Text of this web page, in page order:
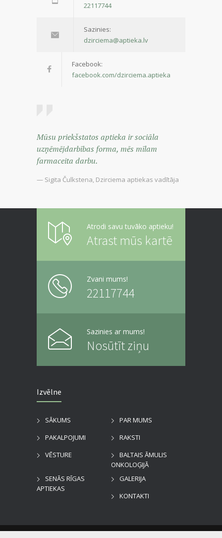
22117744
Sazinies:
dzirciema@aptieka.lv
Facebook:
facebook.com/dzirciema.aptieka
Mūsu priekšstatos aptieka ir sociāla
uzņēmējdarbības forma, mēs mīlam
farmaceita darbu.
— Sigita Čulkstena, Dzirciema aptiekas vadītāja
Atrodi savu tuvāko aptieku!
Atrast mūs kartē
Zvani mums!
22117744
Sazinies ar mums!
Nosūtīt ziņu
Izvēlne
SĀKUMS
PAR MUMS
PAKALPOJUMI
RAKSTI
VĒSTURE
BALTAIS ĀMULIS
ONKOLOĢIJĀ
SENĀS RĪGAS
APTIEKAS
GALERIJA
KONTAKTI